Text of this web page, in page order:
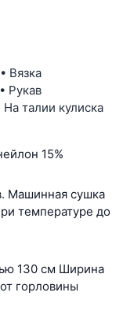
Вязка
Рукав
талии кулиска
15%
Машинная сушка
температуре до
130 см Ширина
горловины